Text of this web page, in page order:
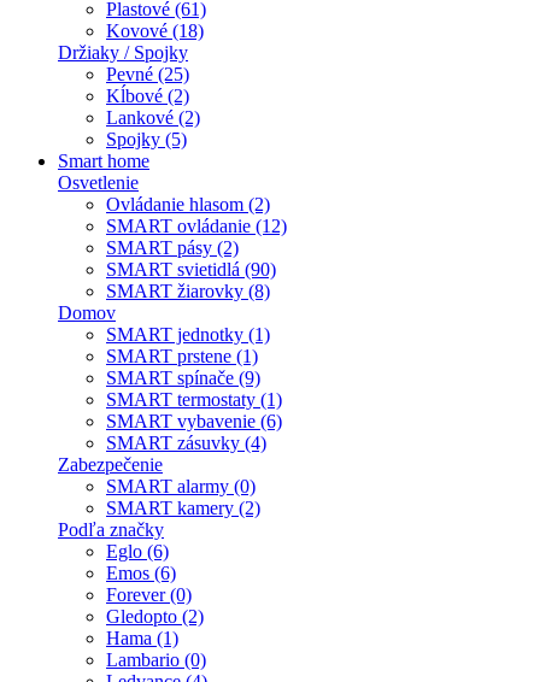
Plastové (61)
Kovové (18)
Držiaky / Spojky
Pevné (25)
Kĺbové (2)
Lankové (2)
Spojky (5)
Smart home
Osvetlenie
Ovládanie hlasom (2)
SMART ovládanie (12)
SMART pásy (2)
SMART svietidlá (90)
SMART žiarovky (8)
Domov
SMART jednotky (1)
SMART prstene (1)
SMART spínače (9)
SMART termostaty (1)
SMART vybavenie (6)
SMART zásuvky (4)
Zabezpečenie
SMART alarmy (0)
SMART kamery (2)
Podľa značky
Eglo (6)
Emos (6)
Forever (0)
Gledopto (2)
Hama (1)
Lambario (0)